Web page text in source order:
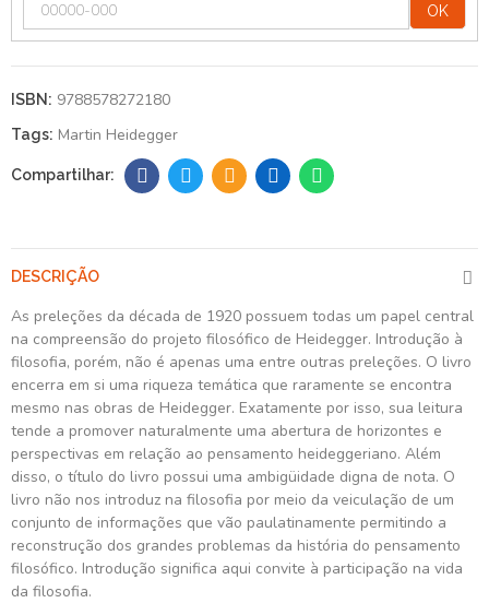
OK
ISBN: 9788578272180
Tags: Martin Heidegger
DESCRIÇÃO
As preleções da década de 1920 possuem todas um papel central
na compreensão do projeto filosófico de Heidegger. Introdução à
filosofia, porém, não é apenas uma entre outras preleções. O livro
encerra em si uma riqueza temática que raramente se encontra
mesmo nas obras de Heidegger. Exatamente por isso, sua leitura
tende a promover naturalmente uma abertura de horizontes e
perspectivas em relação ao pensamento heideggeriano. Além
disso, o título do livro possui uma ambigüidade digna de nota. O
livro não nos introduz na filosofia por meio da veiculação de um
conjunto de informações que vão paulatinamente permitindo a
reconstrução dos grandes problemas da história do pensamento
filosófico. Introdução significa aqui convite à participação na vida
da filosofia.